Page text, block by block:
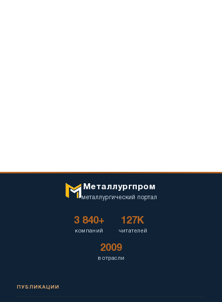
Металлургпром
металлургический портал
3 840+
компаний
127K
читателей
2009
в отрасли
ПУБЛИКАЦИИ